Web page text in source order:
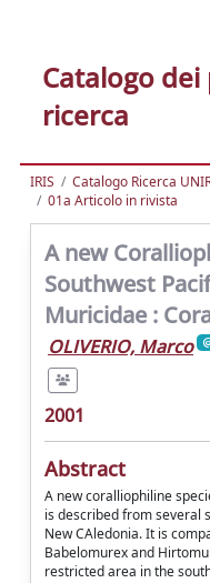
Catalogo
ricerca
IRIS Catalogo Ricerca
01a Articolo in rivista
A new
Southwest
Muricidae :
OLIVERIO, Marco
2001
Abstract
A new coralliophiline
is described from several
New CAledonia. It is
Babelomurex and
restricted area in the